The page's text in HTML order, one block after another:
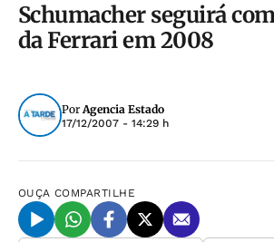
Schumacher seguirá
da Ferrari em 2008
PorAgencia Estado
17/12/2007 - 14:29 h
OUÇA COMPARTILHE